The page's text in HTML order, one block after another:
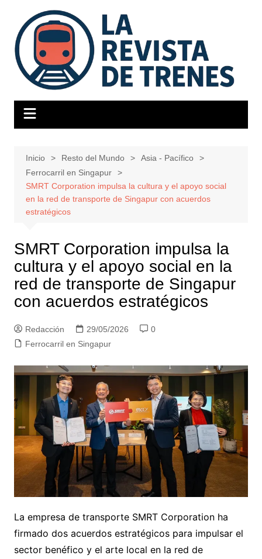
contenido
Inicio Resto del Mundo
Asia - Pacífico
Ferrocarril en Singapur
SMRT Corporation impulsa la cultura y el apoyo social
en la red de transporte de Singapur con acuerdos
estratégicos
SMRT Corporation impulsa la
cultura y el apoyo social en la
red de transporte de Singapur
con acuerdos estratégicos
Redacción 29/05/2026
0
Ferrocarril en Singapur
La empresa de transporte SMRT Corporation ha
firmado dos acuerdos estratégicos para impulsar el
sector benéfico y el arte local en la red de